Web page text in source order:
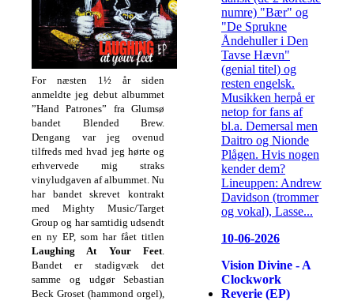
For næsten 1½ år siden
anmeldte jeg debut albummet
”Hand Patrones” fra Glumsø
bandet Blended Brew.
Dengang var jeg ovenud
tilfreds med hvad jeg hørte og
erhvervede mig straks
vinyludgaven af albummet. Nu
har bandet skrevet kontrakt
med Mighty Music/Target
Group og har samtidig udsendt
en ny EP, som har fået titlen
Laughing At Your Feet.
Bandet er stadigvæk det
samme og udgør Sebastian
Beck Groset (hammond orgel),
numre) "Bær" og
"De Sprukne
Åndehuller i Den
Tavse Hævn"
(genial titel) og
resten engelsk.
Musikken herpå er
netop for fans af
bl.a. Demersal men
Daitro og Nionde
Plågen. Hvis nogen
kender dem?
Lineuppen: Andrew
Davidson (trommer
og vokal), Lasse...
10-06-2026
Vision Divine - A
Clockwork
Reverie (EP)